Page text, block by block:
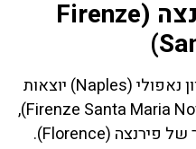
תחנת הרכבת בפירנצה (Firenze
מרבית רכבות איטלו (Italo) לכיוון נאפולי (Naples) יוצאות
מתחנת סנטה מריה נובלה (Firenze Santa Maria Novella),
התחנה המרכזית והחשובה ביותר של פירנצה (Florence).